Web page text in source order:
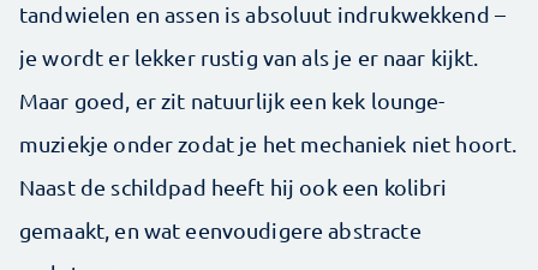
tandwielen en assen is absoluut indrukwekkend –
je wordt er lekker rustig van als je er naar kijkt.
Maar goed, er zit natuurlijk een kek lounge-
muziekje onder zodat je het mechaniek niet hoort.
Naast de schildpad heeft hij ook een kolibri
gemaakt, en wat eenvoudigere abstracte